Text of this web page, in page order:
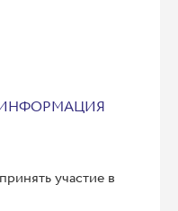
участие в